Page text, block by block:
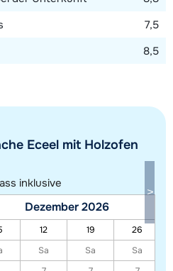
Gebiet anzeigen
Lage unserer Unterkünfte. Die genaue
7,5
8,5
Eceel mit Holzofen
inklusive
Dezember 2026
12 19
26
Sa Sa
Sa